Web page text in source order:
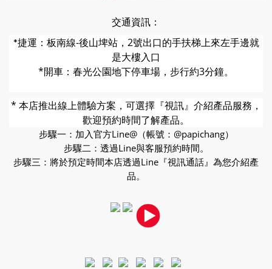
交通資訊：
*捷運：板南線-後山埤站，2號出口的手扶梯上來左手邊就
是大樓入口
*開車：春光公園地下停車場，步行約3分鐘。
* 本店推出線上體驗方案，可選擇『視訊』介紹產品服務，
歡迎預約時間了解產品。
步驟一：加入官方Line@（帳號：@papichang）
步驟二：透過Line與客服預約時間。
步驟三：將於預定時間本店透過Line『視訊通話』為您介紹產
品。